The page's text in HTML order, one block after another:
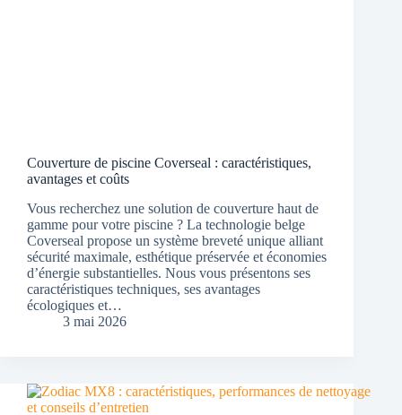
Couverture de piscine Coverseal : caractéristiques,
avantages et coûts
Vous recherchez une solution de couverture haut de
gamme pour votre piscine ? La technologie belge
Coverseal propose un système breveté unique alliant
sécurité maximale, esthétique préservée et économies
d’énergie substantielles. Nous vous présentons ses
caractéristiques techniques, ses avantages
écologiques et…
3 mai 2026